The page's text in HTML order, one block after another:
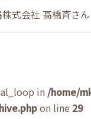
式会社 髙橋斉さ
in /home/
on line 29